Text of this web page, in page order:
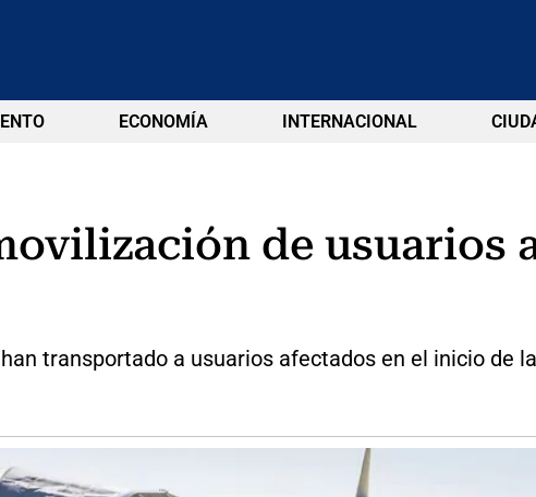
ECONOMÍA INTERNACIONAL
de usuarios
transportado a usuarios afectados en el inicio de